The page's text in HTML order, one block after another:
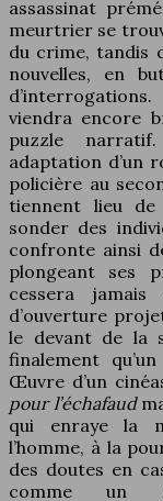
assassinat
meurtrier se
du crime, tandis
nouvelles, en
viendra encore
puzzle
adaptation d’un
policière au
tiennent lieu
sonder des
confronte ainsi
plongeant ses
cessera
d’ouverture
le devant de la
finalement
Œuvre d’un
pour l’échafaud
qui enraye la
l’homme, à la
des doutes en
comme un